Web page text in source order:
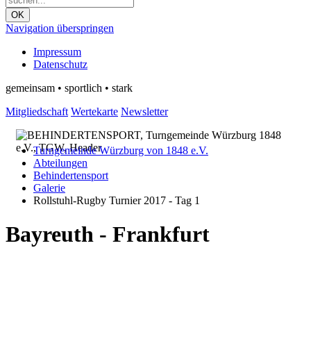
OK
Navigation überspringen
Impressum
Datenschutz
gemeinsam • sportlich • stark
Mitgliedschaft Wertekarte Newsletter
Turngemeinde Würzburg von 1848 e.V.
Abteilungen
Behindertensport
Galerie
Rollstuhl-Rugby Turnier 2017 - Tag 1
Bayreuth - Frankfurt